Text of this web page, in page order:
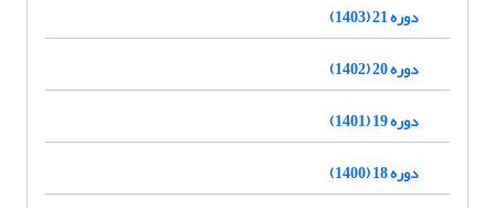
دوره 21 (1403)
دوره 20 (1402)
دوره 19 (1401)
دوره 18 (1400)